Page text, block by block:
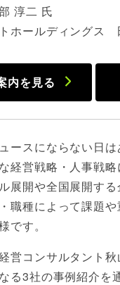
淳二 氏
ホールディングス
内を見る
ースにならない日
経営戦略・人事戦略
展開や全国展開す
職種によって課題や
です。
営コンサルタント
る3社の事例紹介を